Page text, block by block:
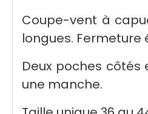
Coupe-vent à
longues. Fermeture
Deux poches côtés
une manche.